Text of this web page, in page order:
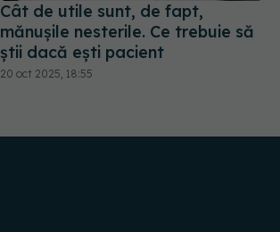
Cât de utile sunt, de fapt,
mănușile nesterile. Ce trebuie să
știi dacă ești pacient
20 oct 2025, 18:55